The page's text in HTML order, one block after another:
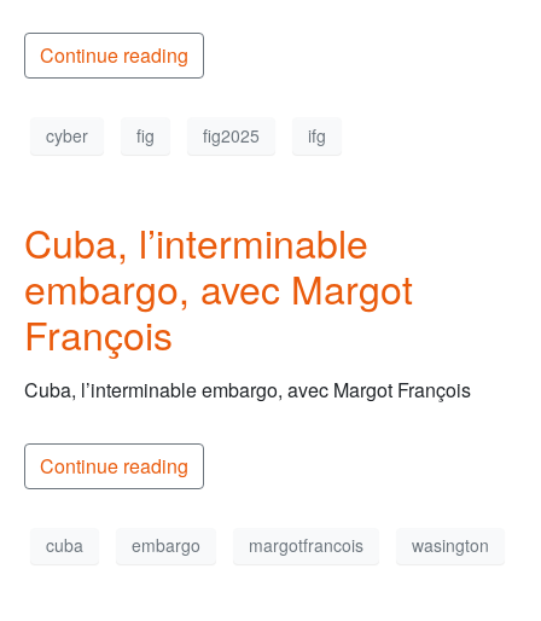
Continue reading
cyber fig fig2025 ifg
Cuba, l’interminable
embargo, avec Margot
François
Cuba, l’interminable embargo, avec Margot François
Continue reading
cuba embargo margotfrancois wasington